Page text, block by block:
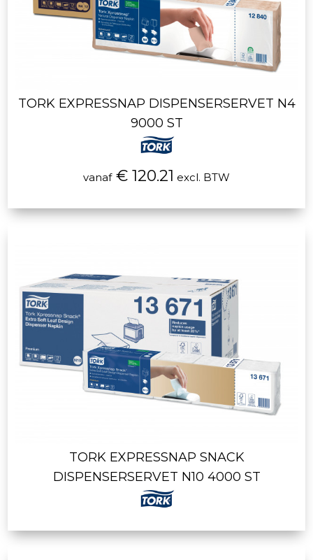
TORK EXPRESSNAP DISPENSERSERVET N4
9000 ST
vanaf€ 120.21 excl. BTW
TORK EXPRESSNAP SNACK
DISPENSERSERVET N10 4000 ST